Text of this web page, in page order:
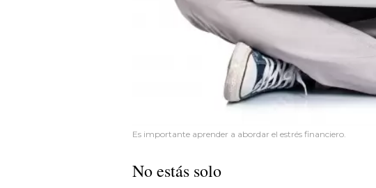
Es importante aprender a abordar el estrés financiero.
No estás solo